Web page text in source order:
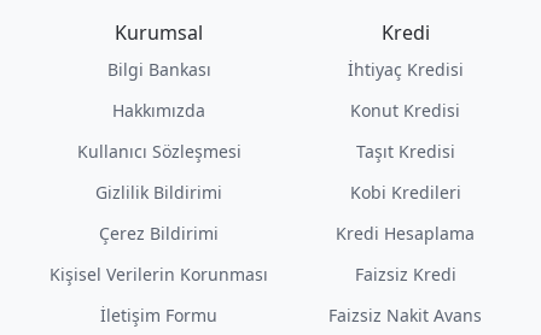
Kurumsal
Bilgi Bankası
Hakkımızda
Kullanıcı Sözleşmesi
Gizlilik Bildirimi
Çerez Bildirimi
Kişisel Verilerin Korunması
İletişim Formu
Kredi
İhtiyaç Kredisi
Konut Kredisi
Taşıt Kredisi
Kobi Kredileri
Kredi Hesaplama
Faizsiz Kredi
Faizsiz Nakit Avans